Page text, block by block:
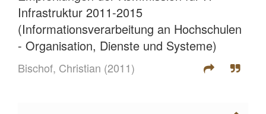
Infrastruktur 2011-2015
(Informationsverarbeitung an Hochschulen
- Organisation, Dienste und Systeme)
Bischof, Christian (2011)